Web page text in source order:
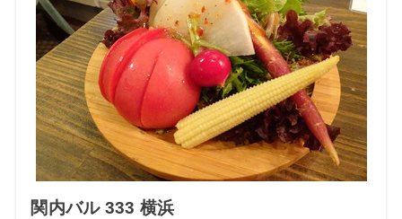
関内バル 333 横浜